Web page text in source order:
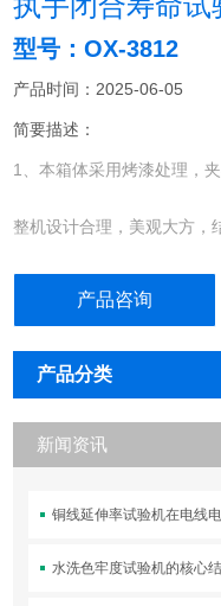
型号：OX-3812
产品时间：2025-06-05
简要描述：
1、本箱体采用烤漆处理，
整机设计合理，美观大方，
感应不到停止功能，
给客户节省很多时间。
产品咨询
产品分类
新闻资讯
铜线延伸率试验机在电线
水洗色牢度试验机的核心